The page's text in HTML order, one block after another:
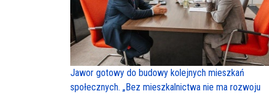
Jawor gotowy do budowy kolejnych mieszkań
społecznych. „Bez mieszkalnictwa nie ma rozwoju